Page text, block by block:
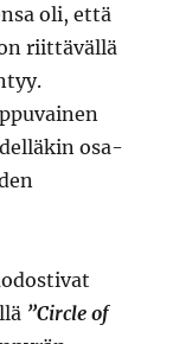
oli, että
riittävällä
osa-
”Circle of